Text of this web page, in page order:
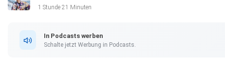
1 Stunde 21 Minuten
In Podcasts werben
Schalte jetzt Werbung in Podcasts.